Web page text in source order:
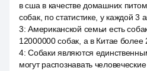
в сша в качестве домашних
собак, по статистике, у каждой 3
3:Американской семьи есть
12000000 собак, а в Китае более
4:Собаки являются
могут распознавать